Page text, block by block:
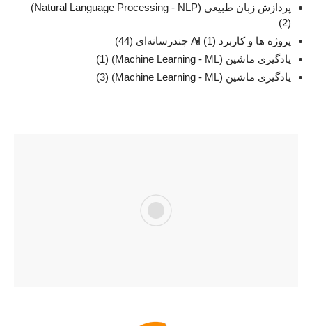
پردازش زبان طبیعی (Natural Language Processing - NLP)
(2)
پروژه ها و کاربرد AI (1) چند‌‌رسانه‌ای (44)
یادگیری ماشین (Machine Learning - ML)
(1)
یادگیری ماشین (Machine Learning - ML)
(3)